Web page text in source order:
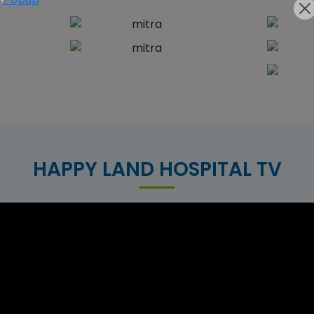
HAPPY LAND HOSPITAL TV